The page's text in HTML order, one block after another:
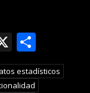
X
estadísticos